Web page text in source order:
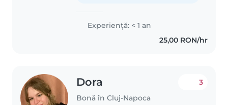
Experienţă: < 1 an
25,00 RON/hr
Dora
Bonă în Cluj-Napoca
3